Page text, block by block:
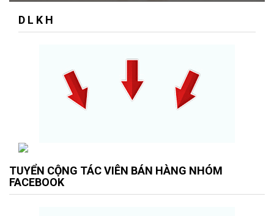
D L K H
TUYỂN CỘNG TÁC VIÊN BÁN HÀNG NHÓM
FACEBOOK